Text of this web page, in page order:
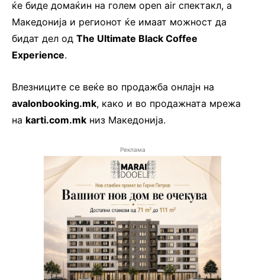
ќе биде домаќин на голем open air спектакл, а
Македонија и регионот ќе имаат можност да
бидат дел од The Ultimate Black Coffee
Experience.
Влезниците се веќе во продажба онлајн на
avalonbooking.mk, како и во продажната мрежа
на karti.com.mk низ Македонија.
Реклама